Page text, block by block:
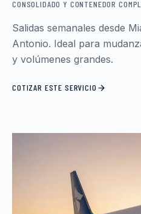
CONSOLIDADO Y CONTENEDOR
Salidas semanales desde
Antonio. Ideal para
y volúmenes grandes.
COTIZAR ESTE SERVICIO